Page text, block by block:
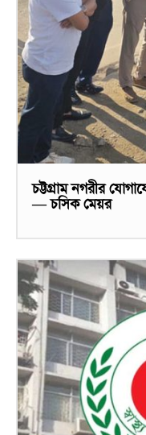
চট্টগ্রাম নগরীর
— চসিক মেয়র